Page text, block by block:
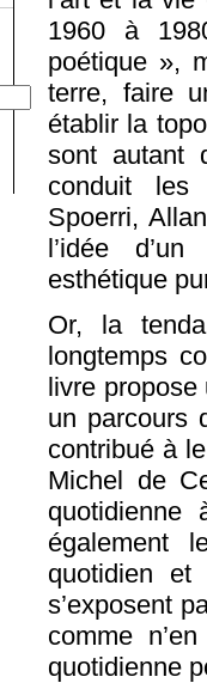
1960 à
poétique »,
terre, faire
établir la
sont autant
conduit les
Spoerri,
l’idée
esthétique
Or, la
longtemps
livre
un parcours
contribué à
Michel de
également
quotidien
s’exposent
comme
quotidienne